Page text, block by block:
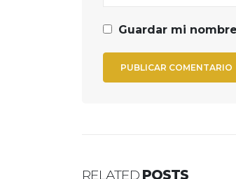
Guardar mi
RELATED POSTS